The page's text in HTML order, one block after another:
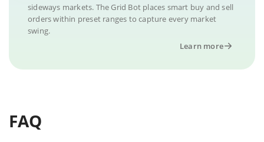
sideways markets. The Grid Bot places smart buy and sell
orders within preset ranges to capture every market
swing.
Learn more
FAQ